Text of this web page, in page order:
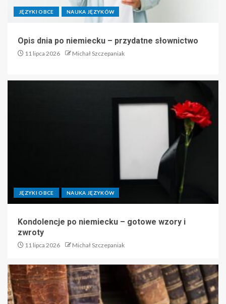
JĘZYKI OBCE NAUKA JĘZYKÓW
Opis dnia po niemiecku – przydatne słownictwo
11 lipca 2026 Michał Szczepaniak
JĘZYKI OBCE NAUKA JĘZYKÓW
Kondolencje po niemiecku – gotowe wzory i
zwroty
11 lipca 2026 Michał Szczepaniak